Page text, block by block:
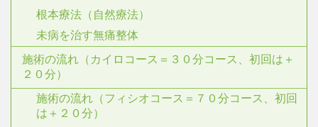
根本療法（自然療法）
未病を治す無痛整体
施術の流れ（カイロコース＝３０分コース、初回は＋
２０分）
施術の流れ（フィシオコース＝７０分コース、初回
は＋２０分）